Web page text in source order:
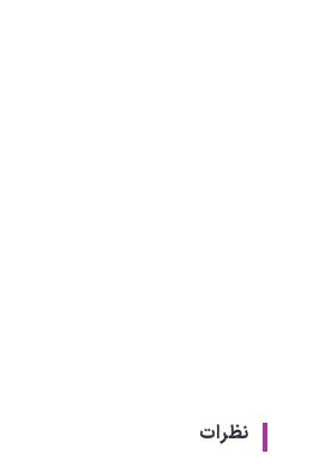
نظرات